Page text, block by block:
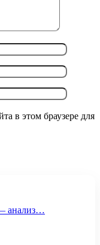
в этом браузере для
анализ…